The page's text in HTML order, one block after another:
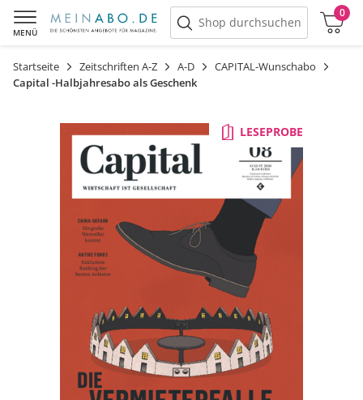
MENÜ
Shop durchsuchen
0
Warenkorb
Startseite Zeitschriften A-Z A-D
CAPITAL-Wunschabo
Capital -Halbjahresabo als Geschenk
LESEPROBE